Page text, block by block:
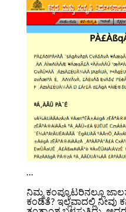
…
ನಿಮ್ಮ ಕಂಪ್ಯೂಟರಿನಲ್ಲೂ
ಕಂಡಿತೆ? ಇಲ್ಲವಾದಲ್ಲಿ ನೀವು